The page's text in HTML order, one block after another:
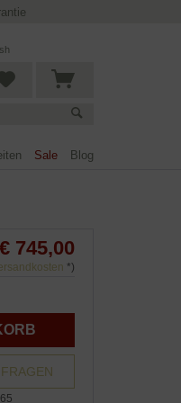
Sale Blog
€ 745,00
*)